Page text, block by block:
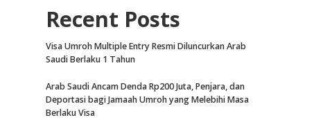
Recent Posts
Visa Umroh Multiple Entry Resmi Diluncurkan Arab
Saudi Berlaku 1 Tahun
Arab Saudi Ancam Denda Rp200 Juta, Penjara, dan
Deportasi bagi Jamaah Umroh yang Melebihi Masa
Berlaku Visa